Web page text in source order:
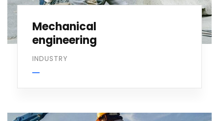
Mechanical
engineering
INDUSTRY